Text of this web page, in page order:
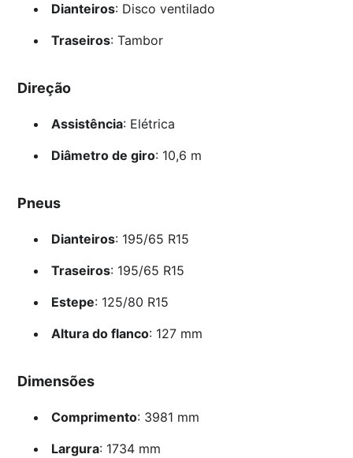
Dianteiros: Disco ventilado
Traseiros: Tambor
Direção
Assistência: Elétrica
Diâmetro de giro: 10,6 m
Pneus
Dianteiros: 195/65 R15
Traseiros: 195/65 R15
Estepe: 125/80 R15
Altura do flanco: 127 mm
Dimensões
Comprimento: 3981 mm
Largura: 1734 mm